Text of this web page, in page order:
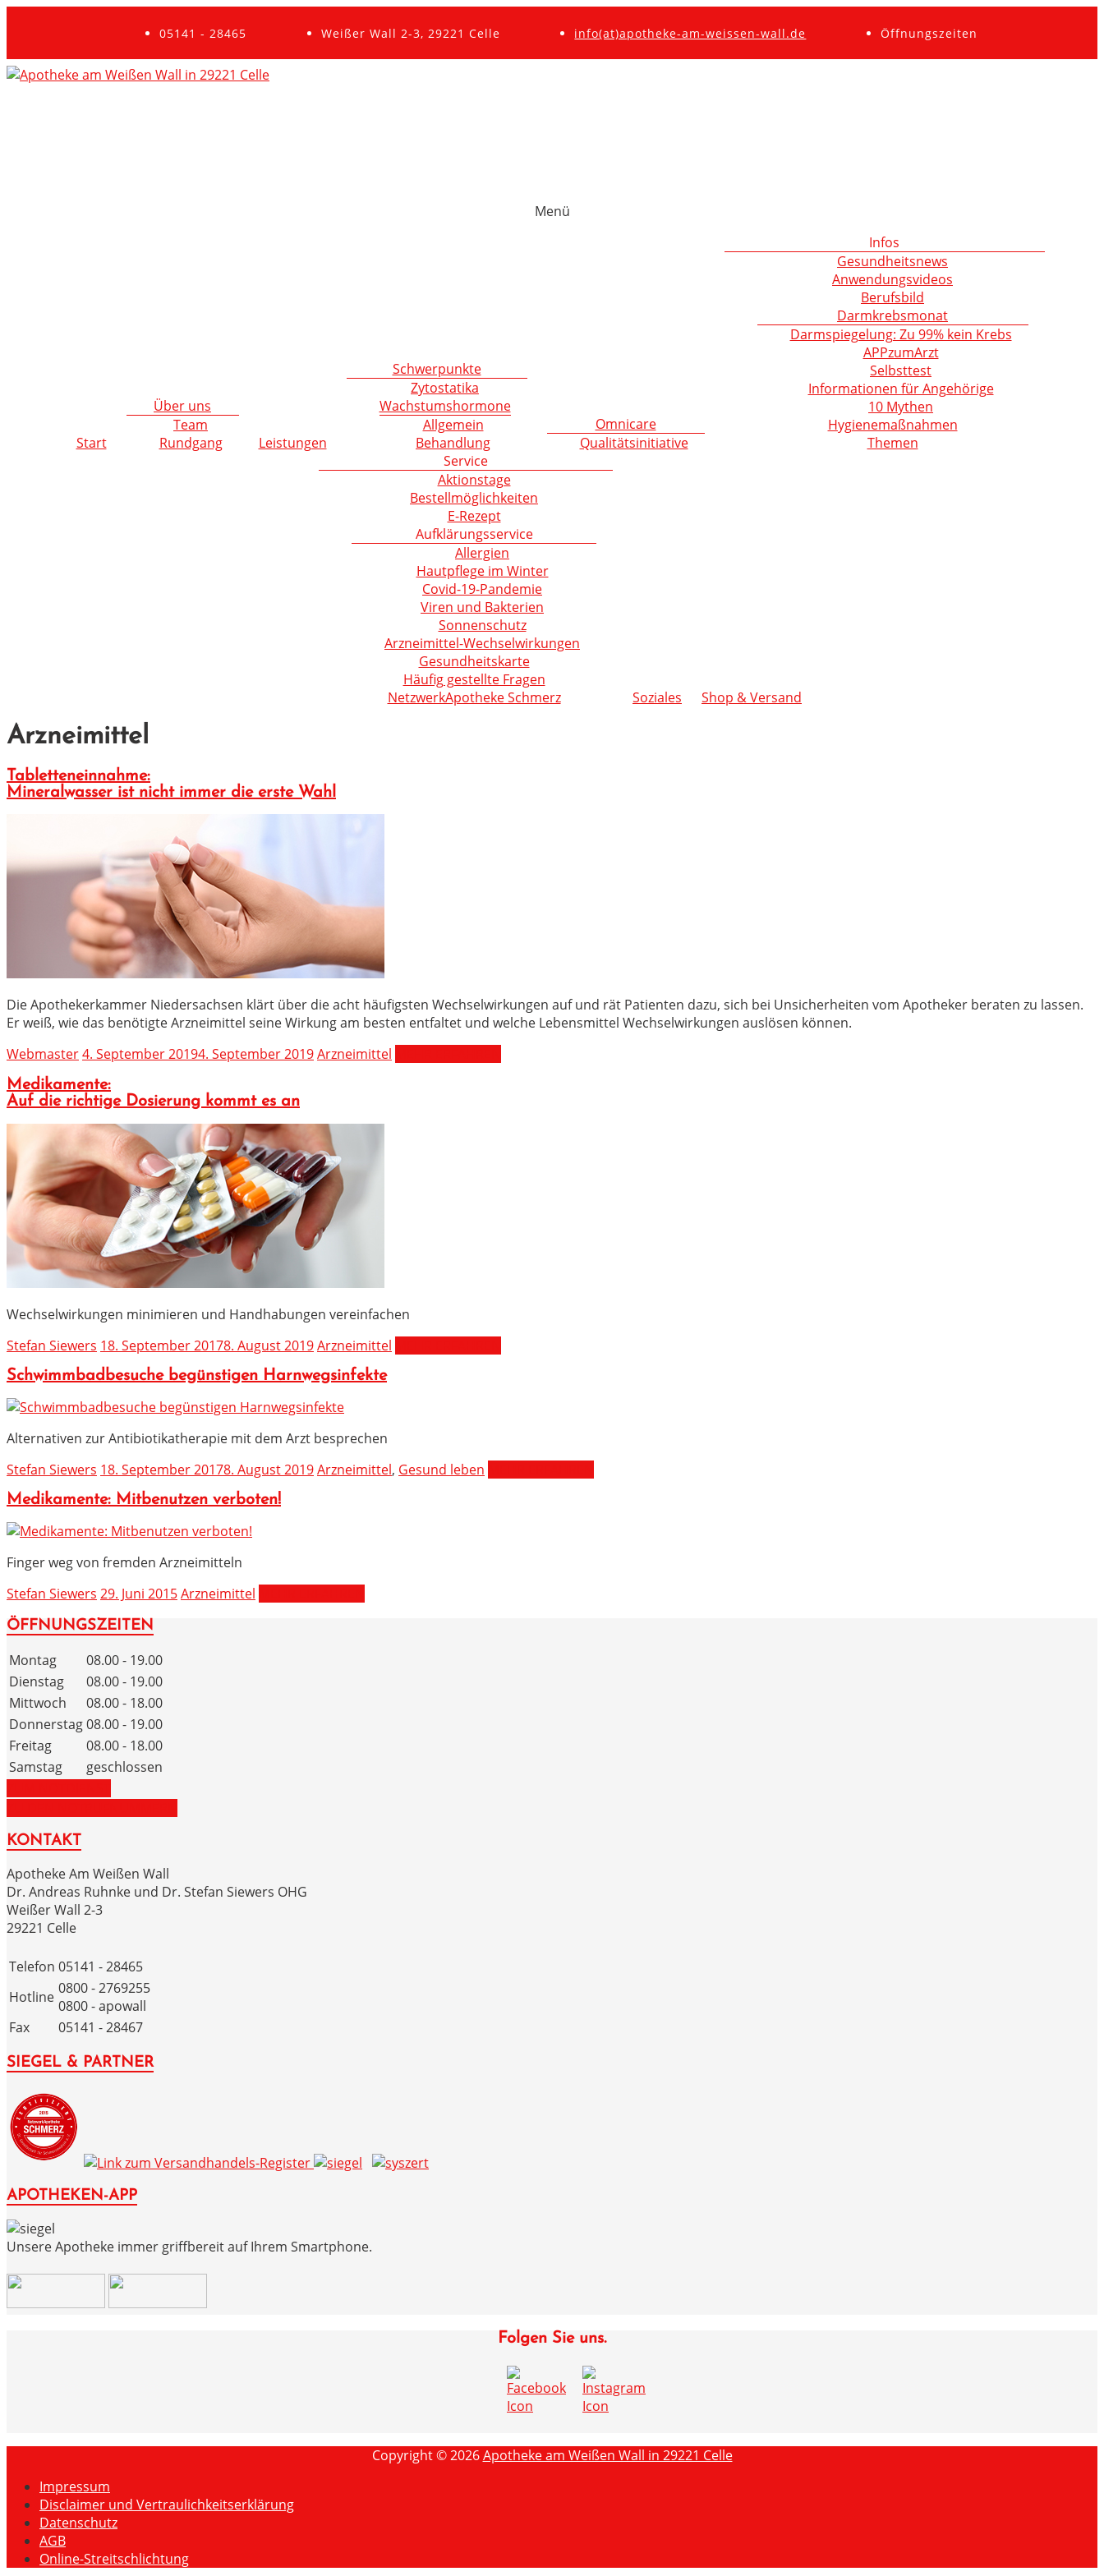
05141 - 28465 Weißer Wall 2-3, 29221 Celle info(at)apotheke-am-weissen-wall.de Öffnungszeiten
Menü
Start
Über uns
Team
Rundgang
Leistungen
Schwerpunkte
Zytostatika
Wachstumshormone
Allgemein
Behandlung
Omnicare
Qualitätsinitiative
Infos
Gesundheitsnews
Anwendungsvideos
Berufsbild
Darmkrebsmonat
Darmspiegelung: Zu 99% kein Krebs
APPzumArzt
Selbsttest
Informationen für Angehörige
10 Mythen
Hygienemaßnahmen
Themen
Service
Aktionstage
Bestellmöglichkeiten
E-Rezept
Aufklärungsservice
Allergien
Hautpflege im Winter
Covid-19-Pandemie
Viren und Bakterien
Sonnenschutz
Arzneimittel-Wechselwirkungen
Gesundheitskarte
Häufig gestellte Fragen
NetzwerkApotheke Schmerz
Soziales Shop & Versand
Arzneimittel
Tabletteneinnahme:
Mineralwasser ist nicht immer die erste Wahl
Die Apothekerkammer Niedersachsen klärt über die acht häufigsten Wechselwirkungen auf und rät Patienten dazu, sich bei Unsicherheiten vom Apotheker beraten zu lassen.
Er weiß, wie das benötigte Arzneimittel seine Wirkung am besten entfaltet und welche Lebensmittel Wechselwirkungen auslösen können.
Webmaster4. September 20194. September 2019Arzneimittel
Medikamente:
Auf die richtige Dosierung kommt es an
Wechselwirkungen minimieren und Handhabungen vereinfachen
Stefan Siewers 18. September 20178. August 2019Arzneimittel
Schwimmbadbesuche begünstigen Harnwegsinfekte
Alternativen zur Antibiotikatherapie mit dem Arzt besprechen
Stefan Siewers 18. September 20178. August 2019Arzneimittel, Gesund leben
Medikamente: Mitbenutzen verboten!
Finger weg von fremden Arzneimitteln
Stefan Siewers 29. Juni 2015Arzneimittel
ÖFFNUNGSZEITEN
Montag
08.00 - 19.00
Dienstag
08.00 - 19.00
Mittwoch
08.00 - 18.00
Donnerstag08.00 - 19.00
Freitag
08.00 - 18.00
Samstag
geschlossen
KONTAKT
Apotheke Am Weißen Wall
Dr. Andreas Ruhnke und Dr. Stefan Siewers OHG
Weißer Wall 2-3
29221 Celle
Telefon 05141 - 28465
Hotline 0800 - 2769255
0800 - apowall
Fax
05141 - 28467
SIEGEL & PARTNER
APOTHEKEN-APP
Unsere Apotheke immer griffbereit auf Ihrem Smartphone.
Folgen Sie uns.
Copyright © 2026Apotheke am Weißen Wall in 29221 Celle
Impressum
Disclaimer und Vertraulichkeitserklärung
Datenschutz
AGB
Online-Streitschlichtung